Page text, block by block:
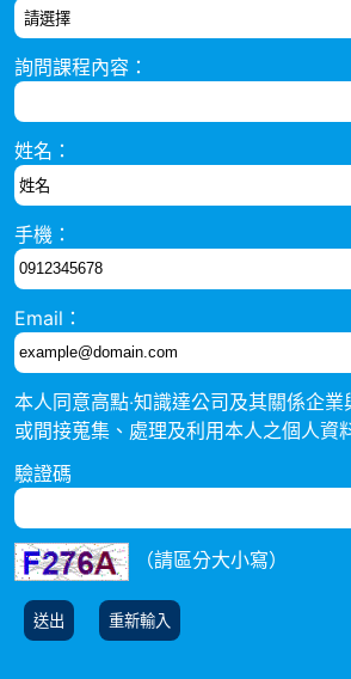
詢問課程內容：
姓名：
手機：
Email：
本人同意高點‧知識達公司及其關係企
或間接蒐集、處理及利用本人之個人資
驗證碼
（請區分大小寫）